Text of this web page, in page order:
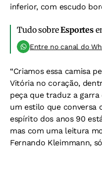
inferior, com escudo
Tudo sobreEsportes
Entre no canal do
“Criamos essa camisa
Vitória no coração,
peça que traduz a
um estilo que conversa
espírito dos anos 90
mas com uma leitura
Fernando Kleimmann,